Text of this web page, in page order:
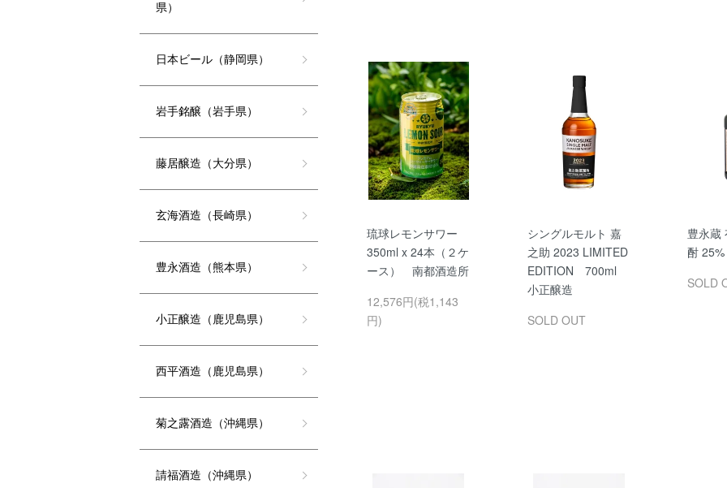
琉球レモンサワー
350ml x 24本（２ケ
ース） 南都酒造所
12,576円(税1,143
円)
シングルモルト 嘉
之助 2023 LIMITED
EDITION 700ml
小正醸造
SOLD OUT
豊永蔵
酎
SOLD
県）
日本ビール（静岡県）
岩手銘醸（岩手県）
藤居醸造（大分県）
玄海酒造（長崎県）
豊永酒造（熊本県）
小正醸造（鹿児島県）
西平酒造（鹿児島県）
菊之露酒造（沖縄県）
請福酒造（沖縄県）